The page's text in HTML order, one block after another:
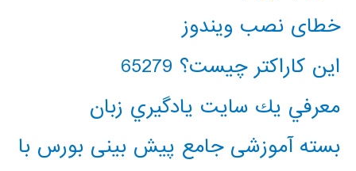
خطای نصب ویندوز
این کاراکتر چیست؟ 65279
معرفي يك سايت يادگيري زبان
بسته آموزشی جامع پیش بینی بورس با